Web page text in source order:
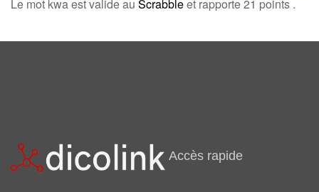
Le mot kwa est valide au Scrabbleet rapporte 21 points .
Accès rapide